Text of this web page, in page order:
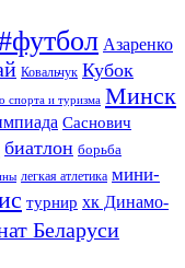
Азаренко
Ковальчук Кубок
спорта и туризма Минск
Саснович
биатлон борьба
легкая атлетика мини-
турнир хк Динамо-
Беларуси